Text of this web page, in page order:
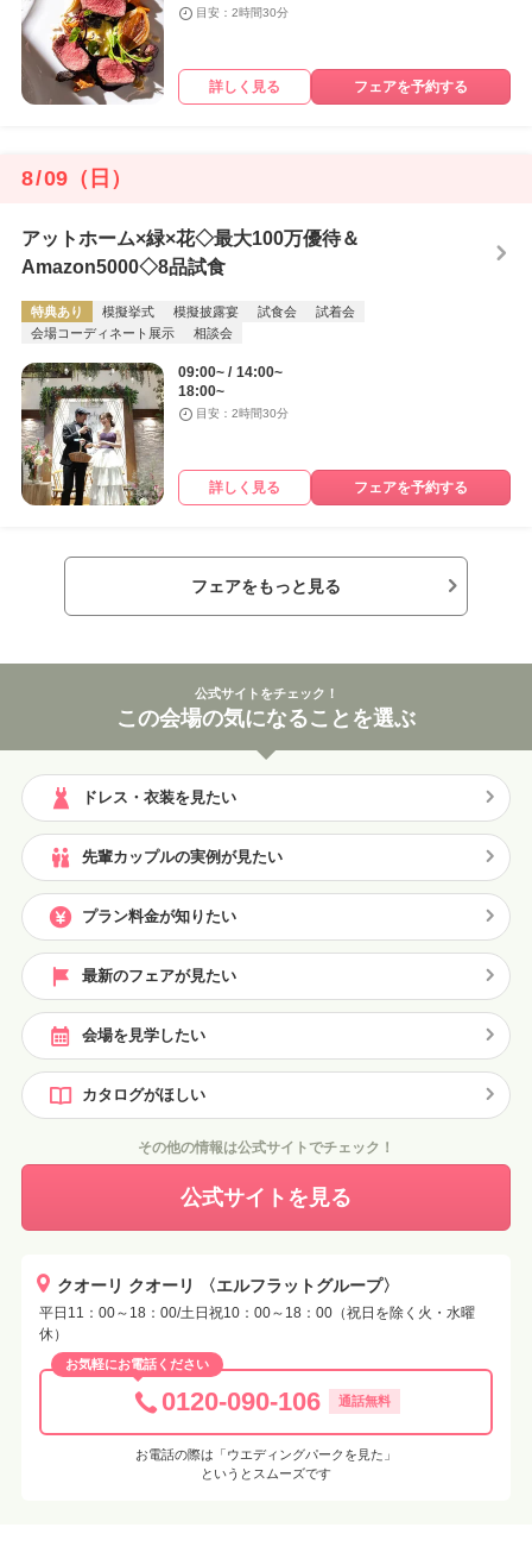
目安：2時間30分
詳しく見る フェアを予約する
8/09 （日）
アットホーム×緑×花◇最大100万優待＆
Amazon5000◇8品試食
特典あり 模擬挙式 模擬披露宴 試食会
試着会
会場コーディネート展示
相談会
09:00~
14:00~
18:00~
目安：2時間30分
詳しく見る フェアを予約する
フェアをもっと見る
公式サイトをチェック！
この会場の気になることを選ぶ
ドレス・衣装を見たい
先輩カップルの実例が見たい
プラン料金が知りたい
最新のフェアが見たい
会場を見学したい
カタログがほしい
その他の情報は公式サイトでチェック！
公式サイトを見る
クオーリ クオーリ 〈エルフラットグループ〉
平日11：00～18：00/土日祝10：00～18：00（祝日を除く火・水曜
休）
お気軽にお電話ください
0120-090-106 通話無料
お電話の際は「ウエディングパークを見た」
というとスムーズです